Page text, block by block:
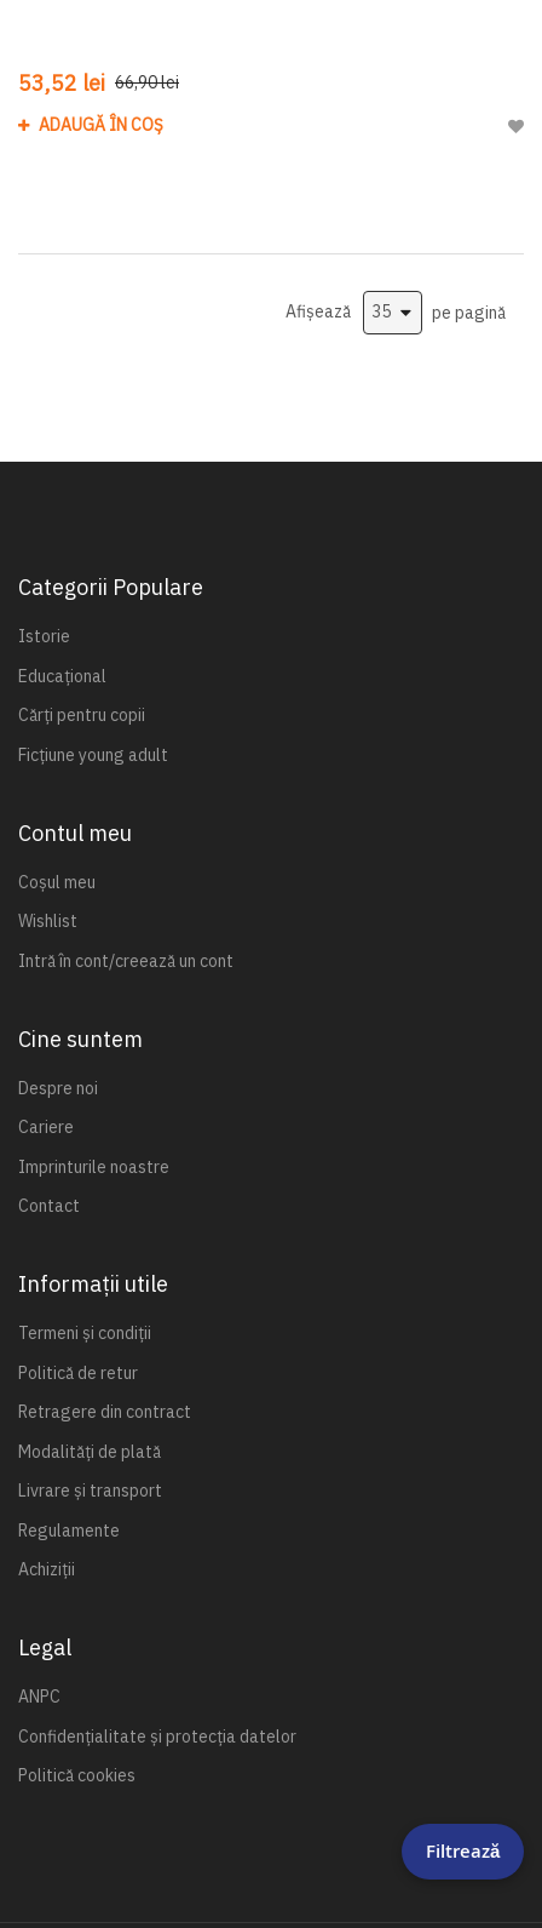
53,52 lei 66,90 lei
ADAUGĂ ÎN COȘ
Afișează pe pagină
Categorii Populare
Istorie
Educațional
Cărți pentru copii
Ficțiune young adult
Contul meu
Coșul meu
Wishlist
Intră în cont/creează un cont
Cine suntem
Despre noi
Cariere
Imprinturile noastre
Contact
Informații utile
Termeni și condiții
Politică de retur
Retragere din contract
Modalități de plată
Livrare și transport
Regulamente
Achiziții
Legal
ANPC
Confidențialitate și protecția datelor
Politică cookies
Filtrează